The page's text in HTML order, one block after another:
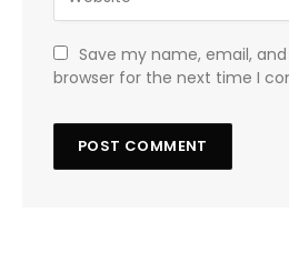
Save my name, email,
browser for the next time I